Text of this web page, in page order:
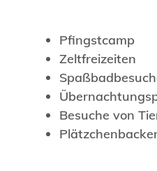
Pfingstcamp
Zeltfreizeiten
Besuche von